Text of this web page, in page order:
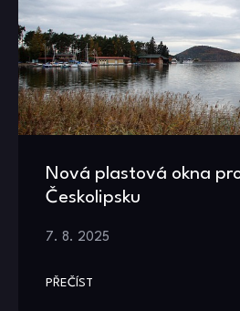
Nová plastová okna
Českolipsku
7. 8. 2025
PŘEČÍST